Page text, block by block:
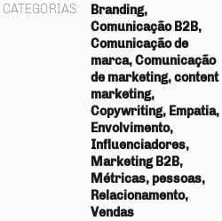
CATEGORIAS:
Branding,
Comunicação B2B,
Comunicação de
marca, Comunicação
de marketing, content
marketing,
Copywriting, Empatia,
Envolvimento,
Influenciadores,
Marketing B2B,
Métricas, pessoas,
Relacionamento,
Vendas